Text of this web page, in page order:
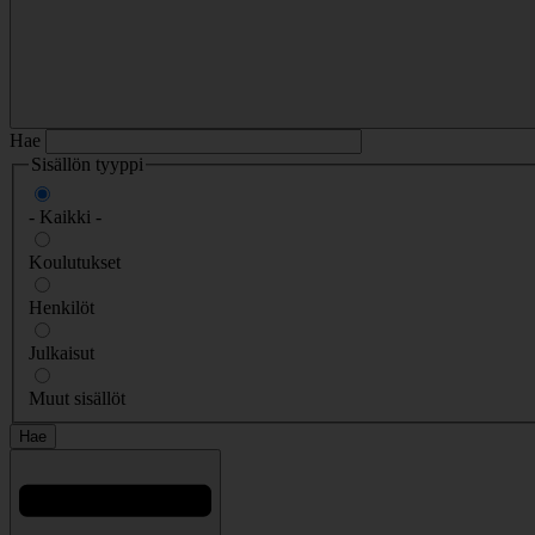
Hae
Sisällön tyyppi
- Kaikki -
Koulutukset
Henkilöt
Julkaisut
Muut sisällöt